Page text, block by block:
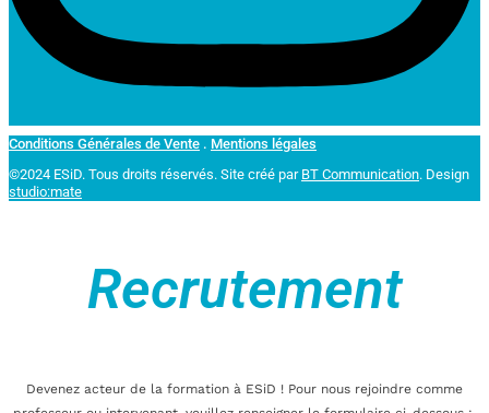
Conditions Générales de Vente . Mentions légales
©2024 ESiD. Tous droits réservés. Site créé par BT Communication. Design
studio:mate
Recrutement
Devenez acteur de la formation à ESiD ! Pour nous rejoindre comme